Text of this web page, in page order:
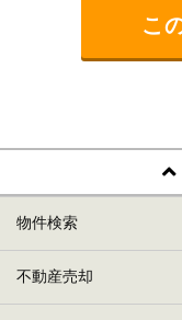
物件検索
不動産売却